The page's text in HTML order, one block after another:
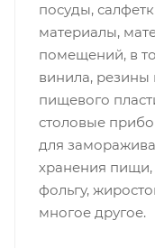
посуды,
материалы,
помещений, в
винила, резины
пищевого
столовые
для
хранения пищи,
фольгу,
многое другое.